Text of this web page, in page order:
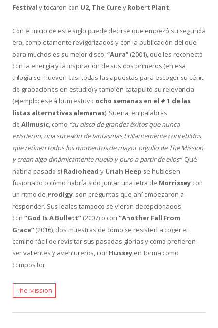
Festival y tocaron con U2, The Curey Robert Plant.
Con el inicio de este siglo puede decirse que empezó su segunda
era, completamente revigorizados y con la publicación del que
para muchos es su mejor disco,“Aura” (2001), que les reconectó
con la energía y la inspiración de sus dos primeros (en esa
trilogía se mueven casi todas las apuestas para escoger su cénit
de grabaciones en estudio) y también catapultó su relevancia
(ejemplo: ese álbum estuvo ocho semanas en el # 1 de las
listas alternativas alemanas). Suena, en palabras
de Allmusic, como “su disco de grandes éxitos que nunca
existieron, una sucesión de fantasmas brillantemente concebidos
que reúnen todos los momentos de mayor orgullo de The Mission
y crean algo dinámicamente nuevo y puro a partir de ellos”. Qué
habría pasado si Radiohead y Uriah Heep se hubiesen
fusionado o cómo habría sido juntar una letra de Morrissey con
un ritmo de Prodigy, son preguntas que ahí empezaron a
responder. Sus leales tampoco se vieron decepcionados
con “God Is A Bullett” (2007) o con “Another Fall From
Grace” (2016), dos muestras de cómo se resisten a coger el
camino fácil de revisitar sus pasadas glorias y cómo prefieren
ser valientes y aventureros, con Hussey en forma como
compositor.
The Mission